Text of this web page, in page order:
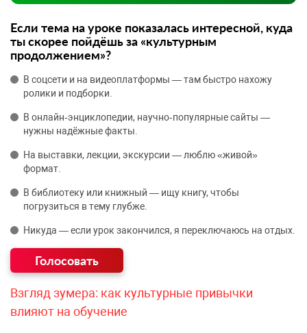
Если тема на уроке показалась интересной, куда
ты скорее пойдёшь за «культурным
продолжением»?
В соцсети и на видеоплатформы — там быстро нахожу
ролики и подборки.
В онлайн‑энциклопедии, научно‑популярные сайты —
нужны надёжные факты.
На выставки, лекции, экскурсии — люблю «живой»
формат.
В библиотеку или книжный — ищу книгу, чтобы
погрузиться в тему глубже.
Никуда — если урок закончился, я переключаюсь на отдых.
Взгляд зумера: как культурные привычки
влияют на обучение